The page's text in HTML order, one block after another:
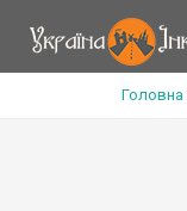
Головна